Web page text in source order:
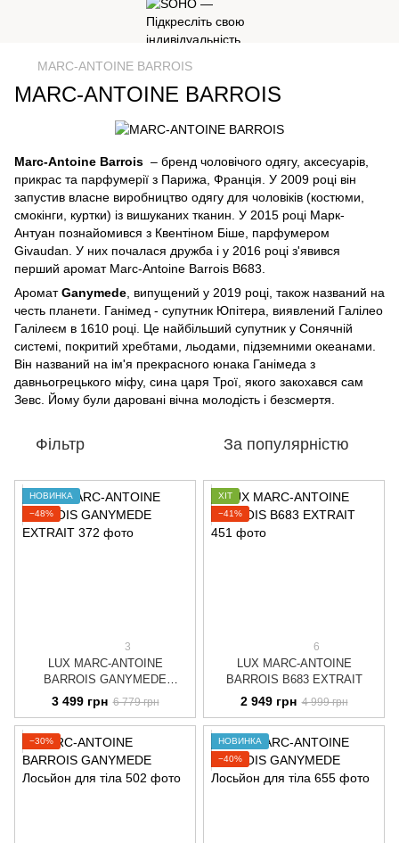
MARC-ANTOINE BARROIS
MARC-ANTOINE BARROIS
Marc-Antoine Barrois – бренд чоловічого одягу, аксесуарів,
прикрас та парфумерії з Парижа, Франція. У 2009 році він
запустив власне виробництво одягу для чоловіків (костюми,
смокінги, куртки) із вишуканих тканин. У 2015 році Марк-
Антуан познайомився з Квентіном Біше, парфумером
Givaudan. У них почалася дружба і у 2016 році з'явився
перший аромат Marc-Antoine Barrois B683.
АроматGanymede, випущений у 2019 році, також названий на
честь планети. Ганімед - супутник Юпітера, виявлений Галілео
Галілеєм в 1610 році. Це найбільший супутник у Сонячній
системі, покритий хребтами, льодами, підземними океанами.
Він названий на ім'я прекрасного юнака Ганімеда з
давньогрецького міфу, сина царя Трої, якого закохався сам
Зевс. Йому були даровані вічна молодість і безсмертя.
Фільтр За популярністю
НОВИНКА
−48%
3
LUX MARC-ANTOINE
BARROIS GANYMEDE
EXTRAIT
3 499 грн 6 779 грн
ХІТ
−41%
6
LUX MARC-ANTOINE
BARROIS B683 EXTRAIT
2 949 грн 4 999 грн
−30%
НОВИНКА
−40%